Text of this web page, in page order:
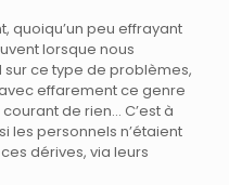
quoiqu’un peu effrayant
lorsque nous
sur ce type de problèmes,
effarement ce genre
de rien… C’est à
les personnels n’étaient
dérives, via leurs